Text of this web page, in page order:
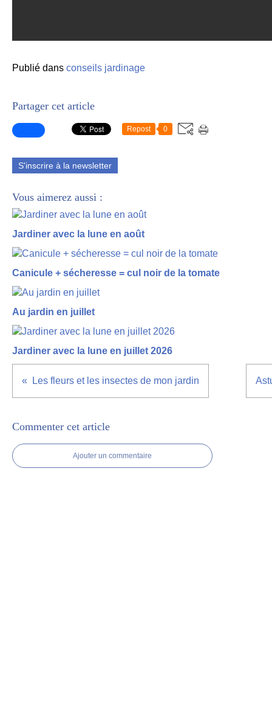
Publié dans conseils jardinage
Partager cet article
Repost 0
S'inscrire à la newsletter
Vous aimerez aussi :
Jardiner avec la lune en août
Canicule + sécheresse = cul noir de la tomate
Au jardin en juillet
Jardiner avec la lune en juillet 2026
Les fleurs et les insectes de mon jardin
Commenter cet article
Ajouter un commentaire